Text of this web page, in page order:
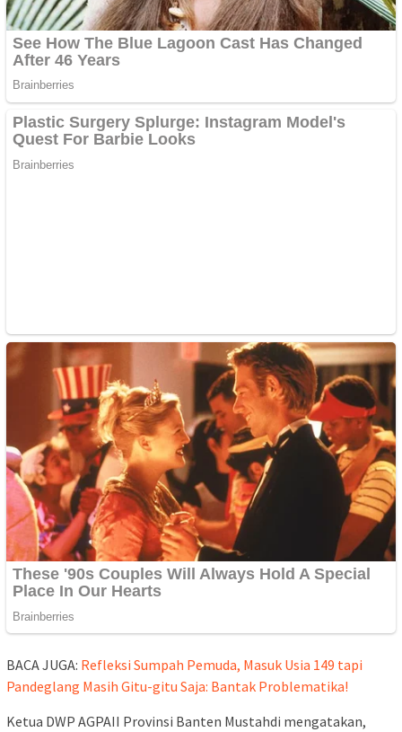
BACA JUGA: Refleksi Sumpah Pemuda, Masuk Usia 149 tapi
Pandeglang Masih Gitu-gitu Saja: Bantak Problematika!
Ketua DWP AGPAII Provinsi Banten Mustahdi mengatakan,